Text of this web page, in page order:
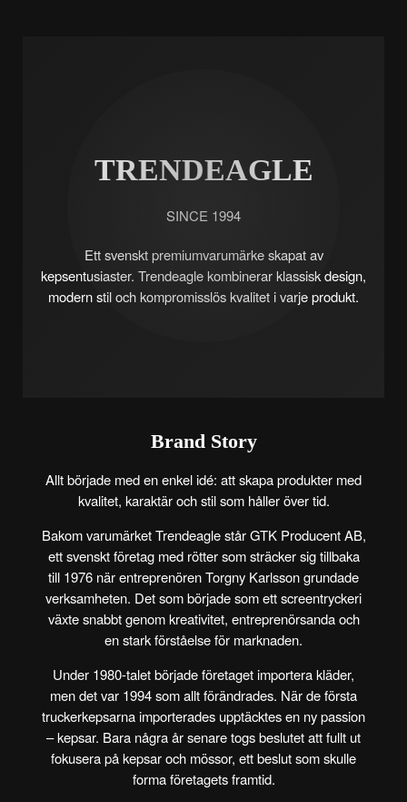
TRENDEAGLE
SINCE 1994
Ett svenskt premiumvarumärke skapat av
kepsentusiaster. Trendeagle kombinerar klassisk design,
modern stil och kompromisslös kvalitet i varje produkt.
Brand Story
Allt började med en enkel idé: att skapa produkter med
kvalitet, karaktär och stil som håller över tid.
Bakom varumärket Trendeagle stårGTK Producent AB,
ett svenskt företag med rötter som sträcker sig tillbaka
till 1976 när entreprenören Torgny Karlsson grundade
verksamheten. Det som började som ett screentryckeri
växte snabbt genom kreativitet, entreprenörsanda och
en stark förståelse för marknaden.
Under 1980-talet började företaget importera kläder,
men det var 1994som allt förändrades. När de första
truckerkepsarna importerades upptäcktes en ny passion
– kepsar. Bara några år senare togs beslutet att fullt ut
fokusera på kepsar och mössor, ett beslut som skulle
forma företagets framtid.